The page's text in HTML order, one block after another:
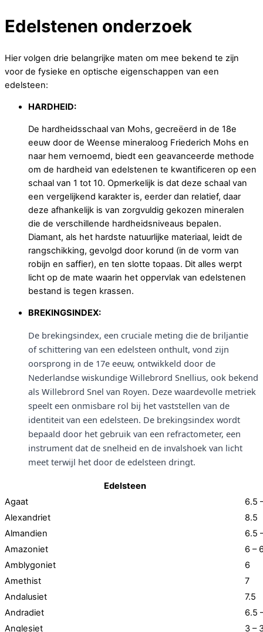
Edelstenen onderzoek
Hier volgen drie belangrijke maten om mee bekend te zijn
voor de fysieke en optische eigenschappen van een
edelsteen:
HARDHEID:
De hardheidsschaal van Mohs, gecreëerd in de 18e
eeuw door de Weense mineraloog Friederich Mohs en
naar hem vernoemd, biedt een geavanceerde methode
om de hardheid van edelstenen te kwantificeren op een
schaal van 1 tot 10. Opmerkelijk is dat deze schaal van
een vergelijkend karakter is, eerder dan relatief, daar
deze afhankelijk is van zorgvuldig gekozen mineralen
die de verschillende hardheidsniveaus bepalen.
Diamant, als het hardste natuurlijke materiaal, leidt de
rangschikking, gevolgd door korund (in de vorm van
robijn en saffier), en ten slotte topaas. Dit alles werpt
licht op de mate waarin het oppervlak van edelstenen
bestand is tegen krassen.
BREKINGSINDEX:
De brekingsindex, een cruciale meting die de briljantie
of schittering van een edelsteen onthult, vond zijn
oorsprong in de 17e eeuw, ontwikkeld door de
Nederlandse wiskundige Willebrord Snellius, ook bekend
als Willebrord Snel van Royen. Deze waardevolle metriek
speelt een onmisbare rol bij het vaststellen van de
identiteit van een edelsteen. De brekingsindex wordt
bepaald door het gebruik van een refractometer, een
instrument dat de snelheid en de invalshoek van licht
meet terwijl het door de edelsteen dringt.
Edelsteen
Agaat
6.5
Alexandriet
8.5
Almandien
6.5
Amazoniet
6 –
Amblygoniet
6
Amethist
7
Andalusiet
7.5
Andradiet
6.5
Anglesiet
3 –